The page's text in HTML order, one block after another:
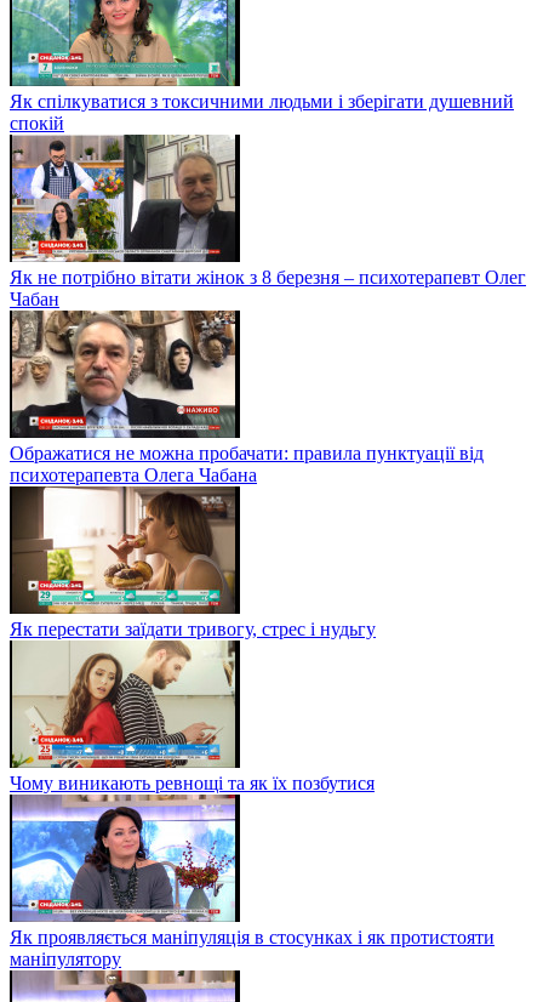
Як спілкуватися з токсичними людьми і зберігати душевний
спокій
Як не потрібно вітати жінок з 8 березня – психотерапевт Олег
Чабан
Ображатися не можна пробачати: правила пунктуації від
психотерапевта Олега Чабана
Як перестати заїдати тривогу, стрес і нудьгу
Чому виникають ревнощі та як їх позбутися
Як проявляється маніпуляція в стосунках і як протистояти
маніпулятору